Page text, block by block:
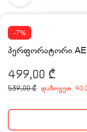
-7%
პერფორატორი
499,00 ₾
539,00₾ დაზოგეთ